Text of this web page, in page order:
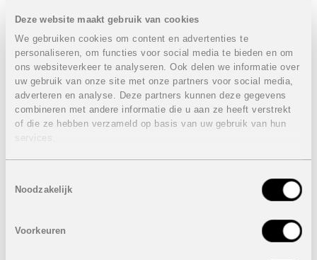
Deze website maakt gebruik van cookies
We gebruiken cookies om content en advertenties te
personaliseren, om functies voor social media te bieden en om
ons websiteverkeer te analyseren. Ook delen we informatie over
uw gebruik van onze site met onze partners voor social media,
adverteren en analyse. Deze partners kunnen deze gegevens
combineren met andere informatie die u aan ze heeft verstrekt
of die ze hebben verzameld op basis van uw gebruik van hun
services.
Noodzakelijk
Voorkeuren
faciliteiten die gedeeld worden met een naburig project,
waaronder prachtig aangelegde tuinen, een
gemeenschappelijk zwembad, een spa, fitnessruimte en
sauna.
De ligging is ideaal voor wie het beste van de Costa
Cálida wil beleven. Het strand van de Mar Menor ligt op
slechts 300 meter afstand en Serena Golf bevindt zich
op ongeveer 2 kilometer, terwijl Cartagena en Murcia
Met zijn warme, ondiepe water is de Mar Menor perfect
voor zwemmen, zeilen, paddleboarden en tal van andere